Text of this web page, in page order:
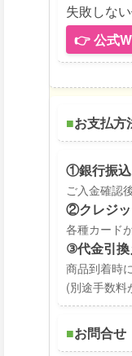
失敗しな
👉 公式
■お支払方
①銀行振
ご入金確認
②クレジ
各種カード
③代金引
商品到着時
(別途手数料
■お問合せ